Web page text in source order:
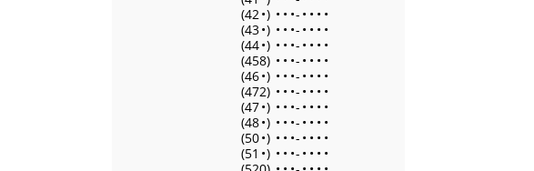
(42•) • • •- • • • •
(43•) • • •- • • • •
(44•) • • •- • • • •
(458) • • •- • • • •
(46•) • • •- • • • •
(472) • • •- • • • •
(47•) • • •- • • • •
(48•) • • •- • • • •
(50•) • • •- • • • •
(51 •) • • •- • • • •